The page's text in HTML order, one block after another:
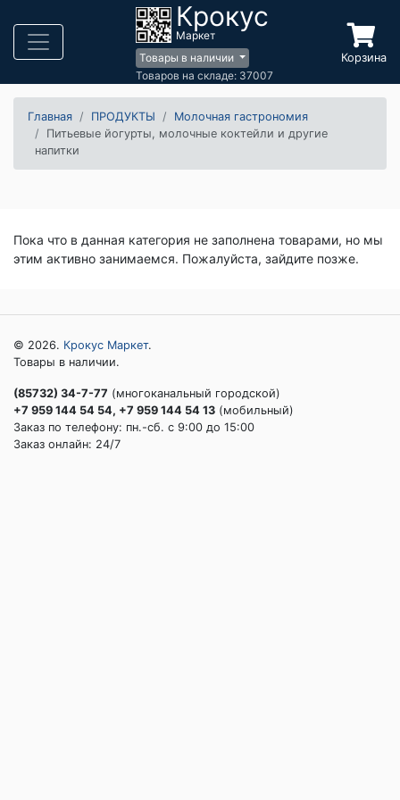
Крокус
Маркет
Товары в наличии
Товаров на складе: 37007
Корзина
Главная ПРОДУКТЫ
Молочная гастрономия
Питьевые йогурты, молочные коктейли и другие
напитки
Пока что в данная категория не заполнена товарами, но мы
этим активно занимаемся. Пожалуйста, зайдите позже.
© 2026. Крокус Маркет.
Товары в наличии.
(85732) 34-7-77 (многоканальный городской)
+7 959 144 54 54, +7 959 144 54 13 (мобильный)
Заказ по телефону: пн.-сб. c 9:00 до 15:00
Заказ онлайн: 24/7